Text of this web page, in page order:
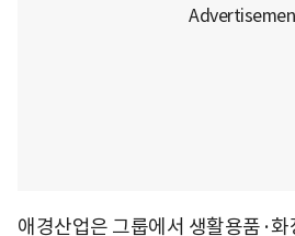
애경산업은 그룹에서 생활용품·